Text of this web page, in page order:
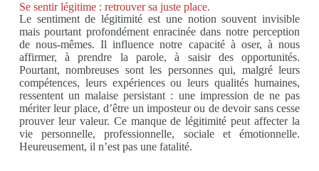
Se sentir légitime : retrouver sa juste place.
Le sentiment de légitimité est une notion souvent invisible
mais pourtant profondément enracinée dans notre perception
de nous-mêmes. Il influence notre capacité à oser, à nous
affirmer, à prendre la parole, à saisir des opportunités.
Pourtant, nombreuses sont les personnes qui, malgré leurs
compétences, leurs expériences ou leurs qualités humaines,
ressentent un malaise persistant : une impression de ne pas
mériter leur place, d’être un imposteur ou de devoir sans cesse
prouver leur valeur. Ce manque de légitimité peut affecter la
vie personnelle, professionnelle, sociale et émotionnelle.
Heureusement, il n’est pas une fatalité.